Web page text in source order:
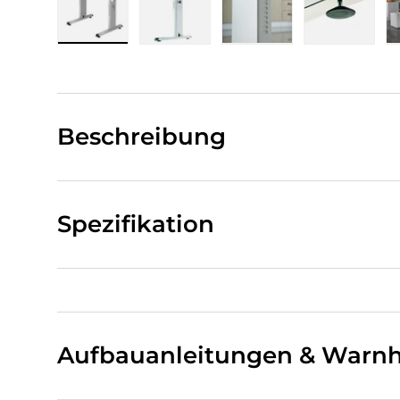
Beschreibung
Spezifikation
Aufbauanleitungen &